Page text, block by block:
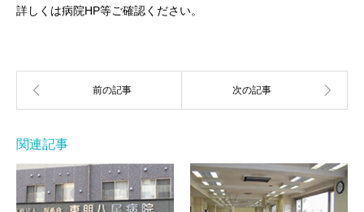
詳しくは病院HP等ご確認ください。
関連記事